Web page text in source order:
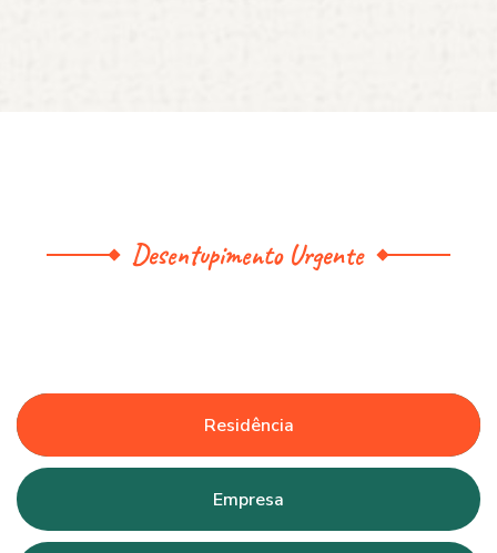
Desentupimento Urgente
Residência
Empresa